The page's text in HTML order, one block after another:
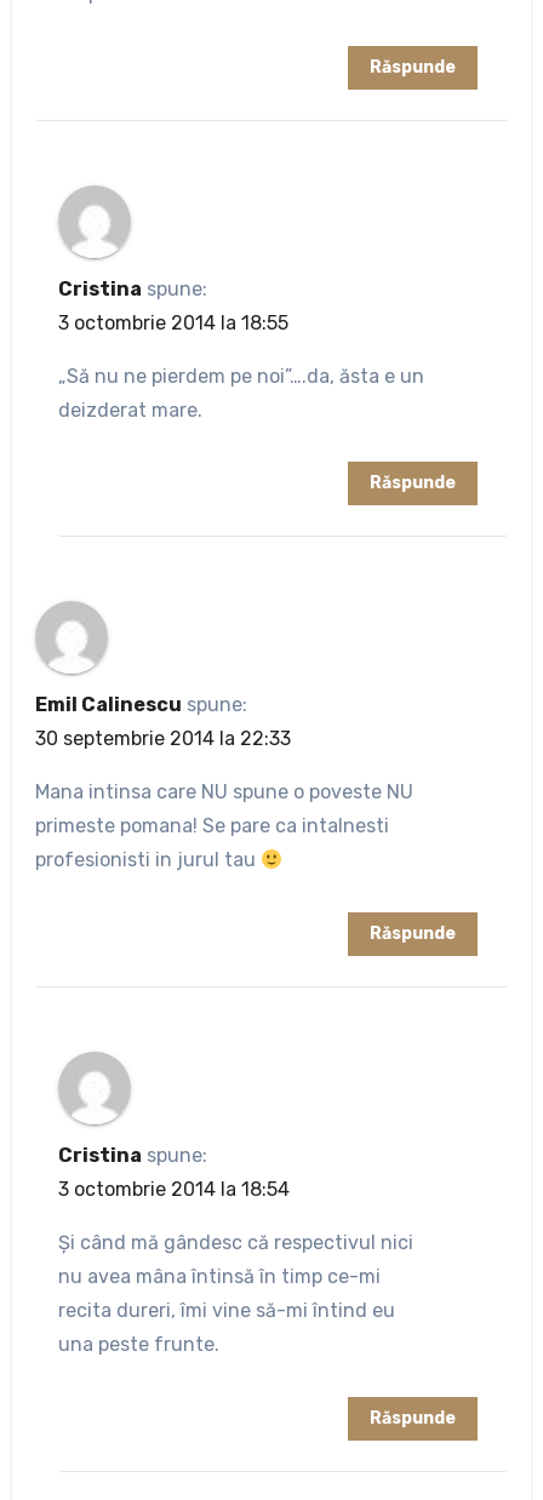
Răspunde
Cristina spune:
3 octombrie 2014 la 18:55
„Să nu ne pierdem pe noi”….da, ăsta e un
deizderat mare.
Răspunde
Emil Calinescu spune:
30 septembrie 2014 la 22:33
Mana intinsa care NU spune o poveste NU
primeste pomana! Se pare ca intalnesti
profesionisti in jurul tau
Răspunde
Cristina spune:
3 octombrie 2014 la 18:54
Şi când mă gândesc că respectivul nici
nu avea mâna întinsă în timp ce-mi
recita dureri, îmi vine să-mi întind eu
una peste frunte.
Răspunde